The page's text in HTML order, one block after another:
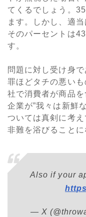
てくるでしょう。
ます。しかし、適
そのパーセントは
す。
問題に対し受け身
罪ほどタチの悪い
社で消費者が商品を
企業が”我々は新鮮
ついては真剣に考
非難を浴びることに
Also if your
— X